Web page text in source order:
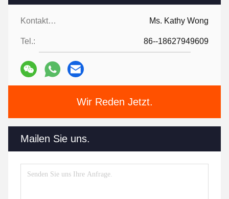
Kontaktpersonen: Ms. Kathy Wong
Tel.: 86--18627949609
Wir Reden Jetzt.
Mailen Sie uns.